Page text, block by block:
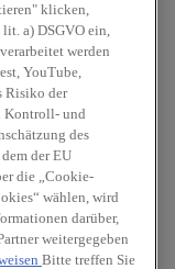
-- g
klicken,
a) DSGVO ein,
werden
YouTube,
Risiko der
Kontroll- und
des
der EU
die „Cookie-
wählen, wird
darüber,
weitergegeben
Bitte treffen Sie